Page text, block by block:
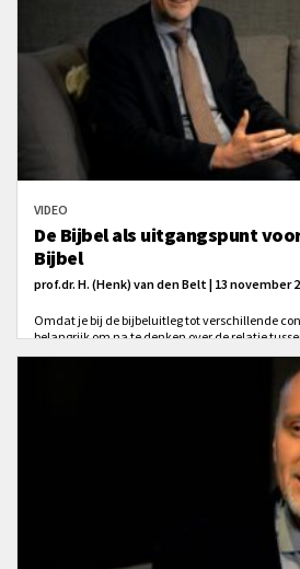
VIDEO
De Bijbel als uitgangspunt
Bijbel
prof.dr. H. (Henk) van den Belt | 13 november
Omdat je bij de bijbeluitleg tot verschillende
belangrijk om na te denken over de relatie